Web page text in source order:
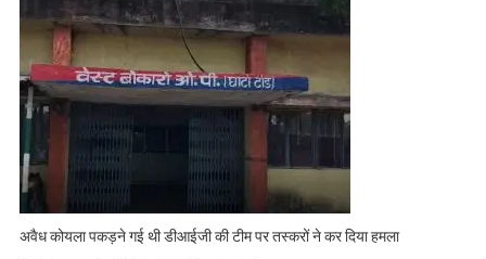
अवैध कोयला पकड़ने गई थी डीआईजी की टीम पर तस्करों ने कर दिया हमला